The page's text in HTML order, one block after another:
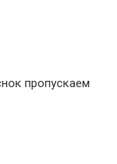
пропускаем